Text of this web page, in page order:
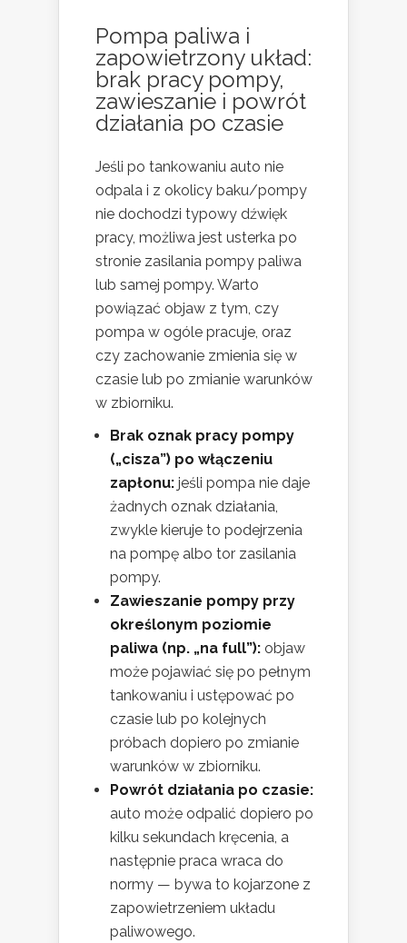
Pompa paliwa i
zapowietrzony układ:
brak pracy pompy,
zawieszanie i powrót
działania po czasie
Jeśli po tankowaniu auto nie
odpala i z okolicy baku/pompy
nie dochodzi typowy dźwięk
pracy, możliwa jest usterka po
stronie zasilania pompy paliwa
lub samej pompy. Warto
powiązać objaw z tym, czy
pompa w ogóle pracuje, oraz
czy zachowanie zmienia się w
czasie lub po zmianie warunków
w zbiorniku.
Brak oznak pracy pompy
(„cisza”) po włączeniu
zapłonu: jeśli pompa nie daje
żadnych oznak działania,
zwykle kieruje to podejrzenia
na pompę albo tor zasilania
pompy.
Zawieszanie pompy przy
określonym poziomie
paliwa (np. „na full”): objaw
może pojawiać się po pełnym
tankowaniu i ustępować po
czasie lub po kolejnych
próbach dopiero po zmianie
warunków w zbiorniku.
Powrót działania po czasie:
auto może odpalić dopiero po
kilku sekundach kręcenia, a
następnie praca wraca do
normy — bywa to kojarzone z
zapowietrzeniem układu
paliwowego.